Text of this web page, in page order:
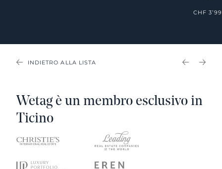
CHF
INDIETRO ALLA LISTA
Wetag è un membro esclusivo in
Ticino